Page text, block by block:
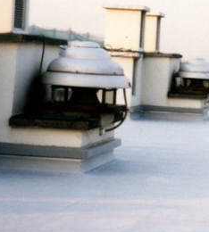
山梨県
長野県
静岡県
新潟県